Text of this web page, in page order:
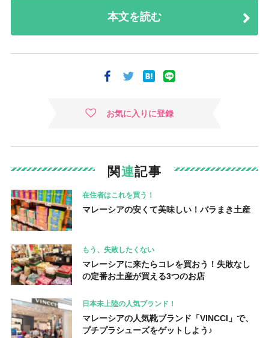
本文を読む
お気に入りに登録
関連記事
在住者はこれを買う！
マレーシアの安くて美味しい！バラまき土産
もう、失敗したくない
マレーシアに来たらコレを買おう！失敗なし
の定番お土産が買える3つのお店
日本未上陸の人気ブランド！
マレーシアの人気靴ブランド「VINCCI」で、
プチプラシューズをゲットしよう♪